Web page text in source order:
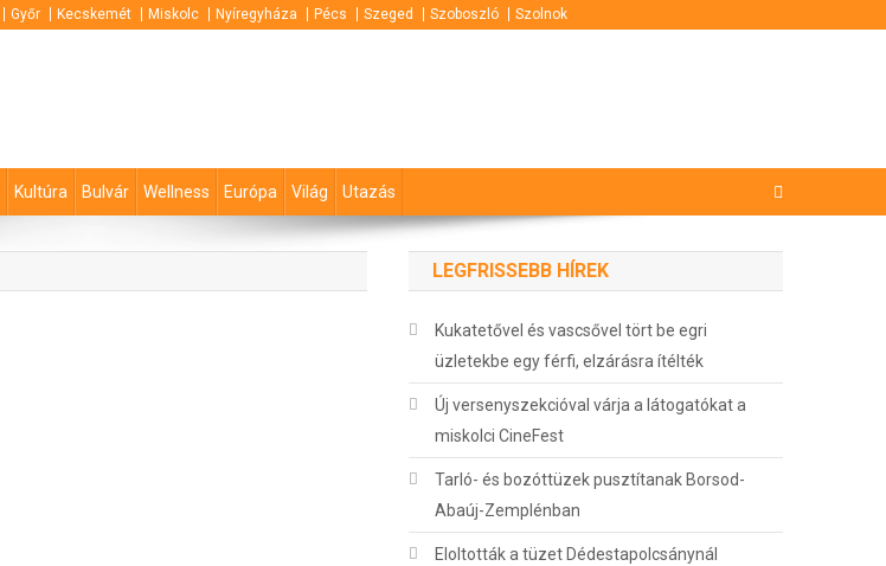
Győr Kecskemét Miskolc Nyíregyháza Pécs Szeged Szoboszló Szolnok
Kultúra Bulvár Wellness Európa Világ Utazás
LEGFRISSEBB HÍREK
Kukatetővel és vascsővel tört be egri
üzletekbe egy férfi, elzárásra ítélték
Új versenyszekcióval várja a látogatókat a
miskolci CineFest
Tarló- és bozóttüzek pusztítanak Borsod-
Abaúj-Zemplénban
Eloltották a tüzet Dédestapolcsánynál